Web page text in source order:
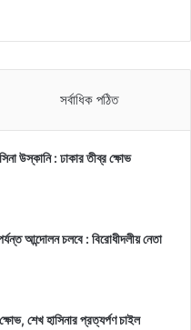
সর্বাধিক পঠিত
উস্কানি : ঢাকার তীব্র ক্ষোভ
আন্দোলন চলবে : বিরোধীদলীয় নেতা
শেখ হাসিনার প্রত্যর্পণ চাইল